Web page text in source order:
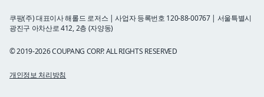
유튜브인스타그램
페이스북네이버
블로그
쿠팡(주) 대표이사 해롤드 로저스 | 사업자 등록번호 120-88-00767 | 서울특별시
광진구 아차산로 412, 2층 (자양동)
© 2019-2026 COUPANG CORP. ALL RIGHTS RESERVED
개인정보 처리방침